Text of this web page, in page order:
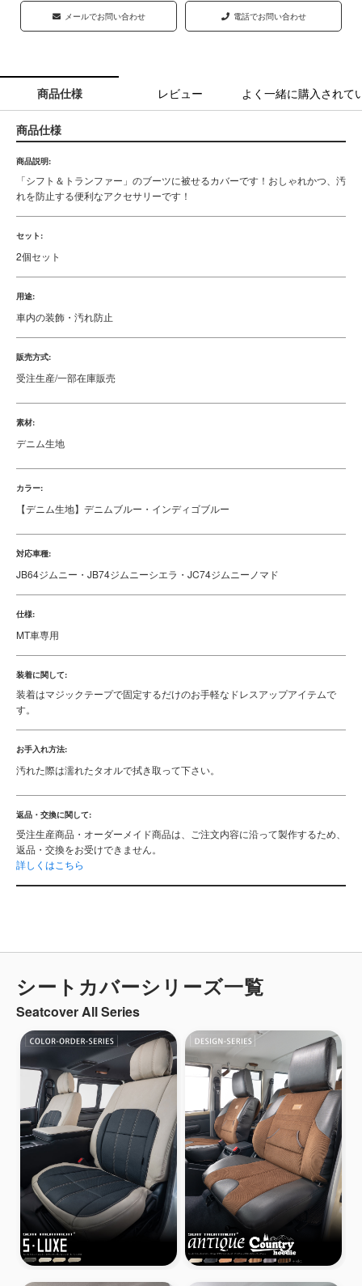
メールでお問い合わせ 電話でお問い合わせ
商品仕様 レビュー よく一緒に購入されて
商品仕様
商品説明:
「シフト＆トランファー」のブーツに被せるカバーです！おしゃれかつ、汚
れを防止する便利なアクセサリーです！
セット:
2個セット
用途:
車内の装飾・汚れ防止
販売方式:
受注生産/一部在庫販売
素材:
デニム生地
カラー:
【デニム生地】デニムブルー・インディゴブルー
対応車種:
JB64ジムニー・JB74ジムニーシエラ・JC74ジムニーノマド
仕様:
MT車専用
装着に関して:
装着はマジックテープで固定するだけのお手軽なドレスアップアイテムで
す。
お手入れ方法:
汚れた際は濡れたタオルで拭き取って下さい。
返品・交換に関して:
受注生産商品・オーダーメイド商品は、ご注文内容に沿って製作するため、
返品・交換をお受けできません。
詳しくはこちら
シートカバーシリーズ一覧
Seatcover All Series